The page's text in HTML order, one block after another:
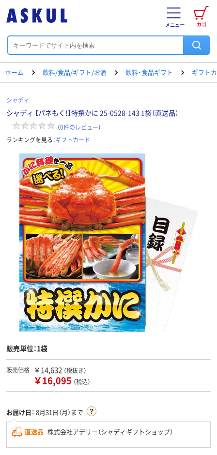
カゴ
メニュー
ホーム 飲料/食品/ギフト/お酒 飲料・食品ギフト ギフト
シャディ
シャディ 【パネもく!】特撰かに 25-0528-143 1袋（直送品）
（0件のレビュー）
ランキングを見る：ギフトカード
販売単位：1袋
販売価格 ￥14,632 （税抜き）
￥16,095 （税込）
お届け日： 8月31日（月）まで
直送品 株式会社アデリー（シャディギフトショップ）